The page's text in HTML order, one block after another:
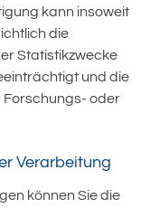
kann insoweit
die
Statistikzwecke
und die
Forschungs- oder
Verarbeitung
können Sie die